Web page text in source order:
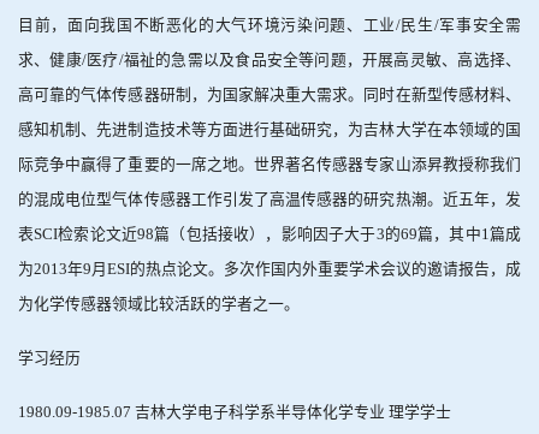
目前，面向我国不断恶化的大气环境污染问题、工业/民生/军事安全需
求、健康/医疗/福祉的急需以及食品安全等问题，开展高灵敏、高选择、
高可靠的气体传感器研制，为国家解决重大需求。同时在新型传感材料、
感知机制、先进制造技术等方面进行基础研究，为吉林大学在本领域的国
际竞争中赢得了重要的一席之地。世界著名传感器专家山添昇教授称我们
的混成电位型气体传感器工作引发了高温传感器的研究热潮。近五年，发
表SCI检索论文近98篇（包括接收），影响因子大于3的69篇，其中1篇成
为2013年9月 ESI的热点论文。多次作国内外重要学术会议的邀请报告，成
为化学传感器领域比较活跃的学者之一。
学习经历
1980.09-1985.07 吉林大学电子科学系半导体化学专业 理学学士